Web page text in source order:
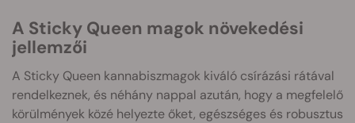
A Sticky Queen magok növekedési
jellemzői
A Sticky Queen kannabiszmagok kiváló csírázási rátával
rendelkeznek, és néhány nappal azután, hogy a megfelelő
körülmények közé helyezte őket, egészséges és robusztus